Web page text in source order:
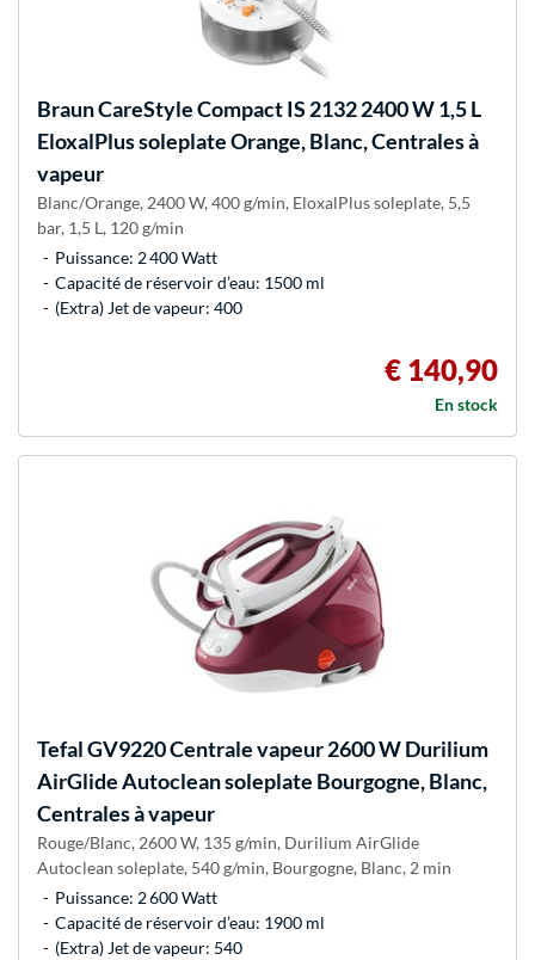
BraunCareStyle Compact IS 2132 2400 W 1,5 L
EloxalPlus soleplate Orange, Blanc, Centrales à
vapeur
Blanc/Orange, 2400 W, 400 g/min, EloxalPlus soleplate, 5,5
bar, 1,5 L, 120 g/min
Puissance: 2 400 Watt
Capacité de réservoir d’eau: 1500 ml
(Extra) Jet de vapeur: 400
€ 140,90
En stock
TefalGV9220 Centrale vapeur 2600 W Durilium
AirGlide Autoclean soleplate Bourgogne, Blanc,
Centrales à vapeur
Rouge/Blanc, 2600 W, 135 g/min, Durilium AirGlide
Autoclean soleplate, 540 g/min, Bourgogne, Blanc, 2 min
Puissance: 2 600 Watt
Capacité de réservoir d’eau: 1900 ml
(Extra) Jet de vapeur: 540